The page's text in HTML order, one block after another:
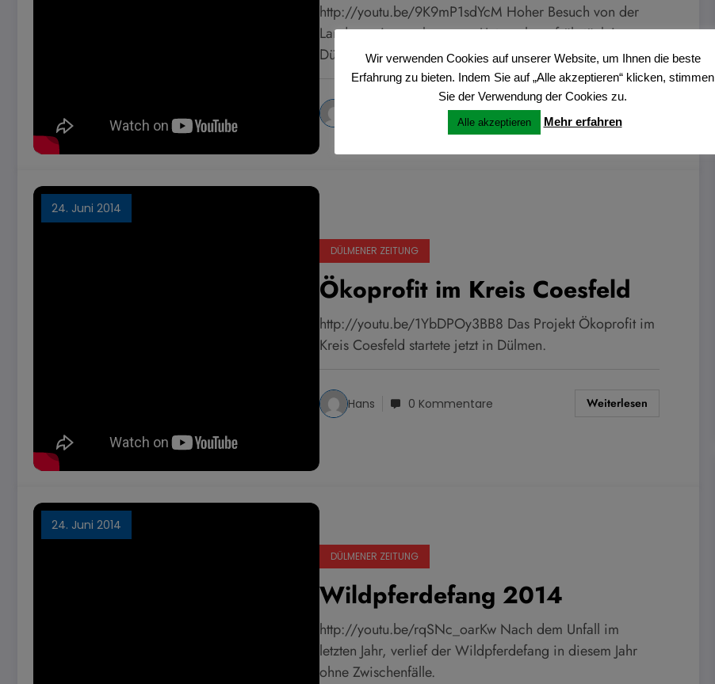
http://youtu.be/9K9mP1sdYcM Hoher Besuch von der
Landesregierung kam zum Unternehmerfrühstück ins
Dülmener Cinema.
0 Kommentare
24. Juni 2014
DÜLMENER ZEITUNG
Ökoprofit im Kreis Coesfeld
http://youtu.be/1YbDPOy3BB8 Das Projekt Ökoprofit im
Kreis Coesfeld startete jetzt in Dülmen.
Hans 0 Kommentare Weiterlesen
24. Juni 2014
DÜLMENER ZEITUNG
Wildpferdefang 2014
http://youtu.be/rqSNc_oarKw Nach dem Unfall im
letzten Jahr, verlief der Wildpferdefang in diesem Jahr
ohne Zwischenfälle.
Wir verwenden Cookies auf unserer Website, um Ihnen die beste
Erfahrung zu bieten. Indem Sie auf „Alle akzeptieren“ klicken, stimmen
Sie der Verwendung der Cookies zu.
Alle akzeptieren Mehr erfahren